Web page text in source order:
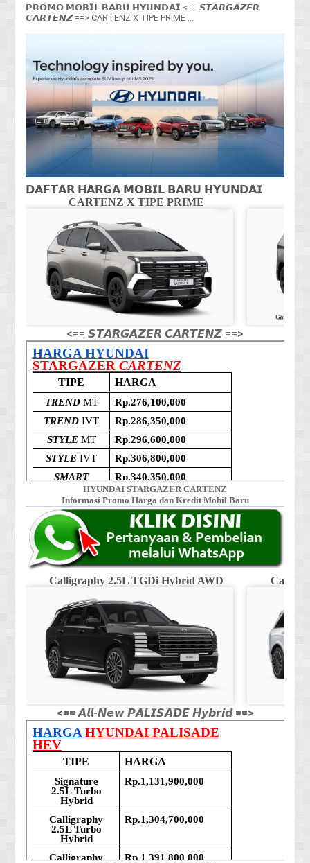
𝗣𝗥𝗢𝗠𝗢 𝗠𝗢𝗕𝗜𝗟 𝗕𝗔𝗥𝗨 𝗛𝗬𝗨𝗡𝗗𝗔𝗜 <== 𝙎𝙏𝘼𝙍𝙂𝘼𝙕𝙀𝙍
𝘾𝘼𝙍𝙏𝙀𝙉𝙕 ==> CARTENZ X TIPE PRIME ...
𝗗𝗔𝗙𝗧𝗔𝗥 𝗛𝗔𝗥𝗚𝗔 𝗠𝗢𝗕𝗜𝗟 𝗕𝗔𝗥𝗨 𝗛𝗬𝗨𝗡𝗗𝗔𝗜
CARTENZ X TIPE PRIME
<== 𝙎𝙏𝘼𝙍𝙂𝘼𝙕𝙀𝙍 𝘾𝘼𝙍𝙏𝙀𝙉𝙕 ==>
HYUNDAI STARGAZER CARTENZ
Informasi Promo Harga dan Kredit Mobil Baru
Calligraphy 2.5L TGDi Hybrid AWD
<== 𝘼𝙡𝙡-𝙉𝙚𝙬 𝙋𝘼𝙇𝙄𝙎𝘼𝘿𝙀 𝙃𝙮𝙗𝙧𝙞𝙙 ==>